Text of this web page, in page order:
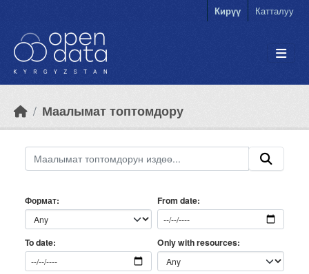
Кирүү Катталуу
Маалымат топтомдору
Формат From date
To date Only with resources